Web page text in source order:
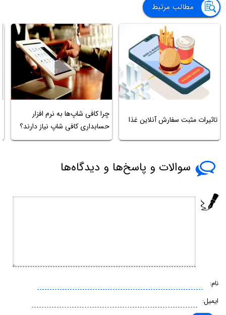
مطالب مرتبط
تاثیرات مثبت سفارش آنلاین غذا
چرا کافی‌ شاپ‌ها به نرم افزار
حسابداری کافی شاپ نیاز دارند؟
سوالات و پاسخ‌ها و دیدگاه‌ها
نام:
ایمیل: